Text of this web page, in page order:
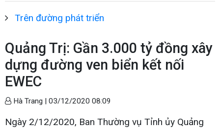
Trên đường phát triển
Quảng Trị: Gần 3.000 tỷ đồng xây
dựng đường ven biển kết nối
EWEC
Hà Trang | 03/12/2020 08:09
Ngày 2/12/2020, Ban Thường vụ Tỉnh ủy Quảng